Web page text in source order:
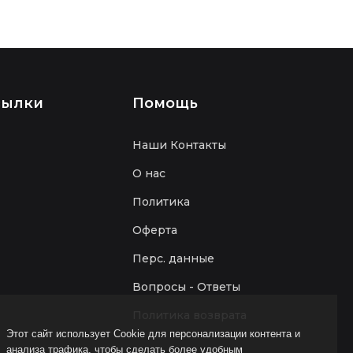
Этот сайт использует Cookie для персонализации контента и
анализа трафика, чтобы сделать более удобным
Помощь
Наши Контакты
О нас
Политика
Оферта
Перс. данные
Вопросы - Ответы